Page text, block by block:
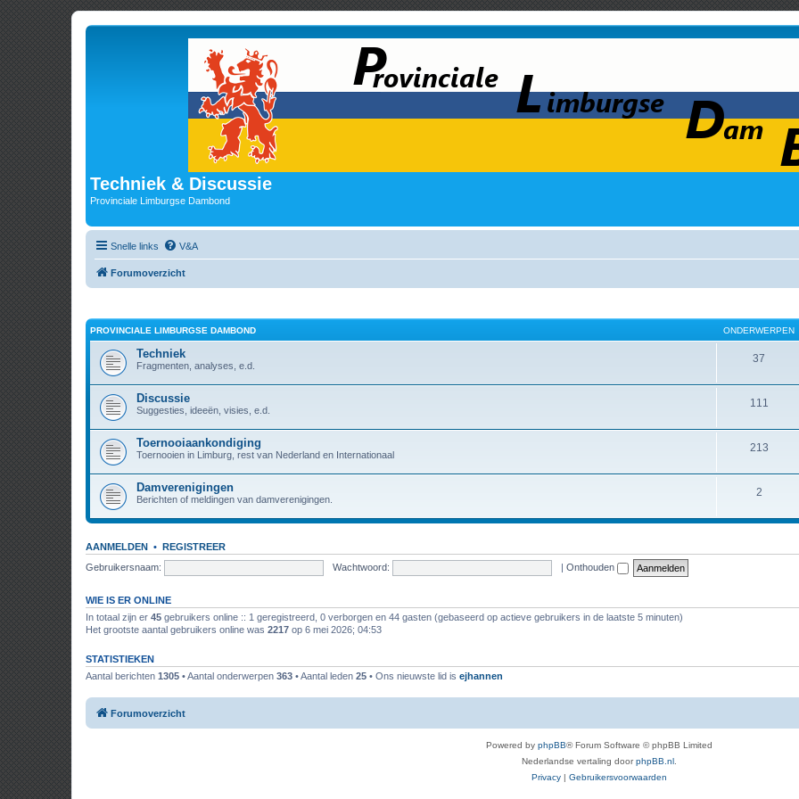
Techniek & Discussie
Provinciale Limburgse Dambond
Snelle links V&A
Forumoverzicht
PROVINCIALE LIMBURGSE DAMBOND ONDERWERPEN
Techniek
Fragmenten, analyses, e.d.
37
Discussie
Suggesties, ideeën, visies, e.d.
111
Toernooiaankondiging
Toernooien in Limburg, rest van Nederland en Internationaal
213
Damverenigingen
Berichten of meldingen van damverenigingen.
2
AANMELDEN • REGISTREER
Gebruikersnaam:
Wachtwoord: | Onthouden
WIE IS ER ONLINE
In totaal zijn er 45 gebruikers online :: 1 geregistreerd, 0 verborgen en 44 gasten (gebaseerd op actieve gebruikers in de laatste 5 minuten)
Het grootste aantal gebruikers online was 2217 op 6 mei 2026; 04:53
STATISTIEKEN
Aantal berichten 1305 • Aantal onderwerpen 363 • Aantal leden 25 • Ons nieuwste lid is ejhannen
Forumoverzicht
Powered by phpBB® Forum Software © phpBB Limited
Nederlandse vertaling doorphpBB.nl
Privacy | Gebruikersvoorwaarden